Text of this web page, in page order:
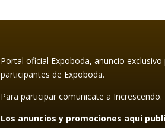
Portal oficial Expoboda, anuncio exclusivo
participantes de Expoboda.
Para participar comunicate a Increscendo.
Los anuncios y promociones aqui